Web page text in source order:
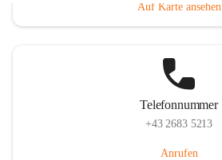
Auf Karte ansehen
Telefonnummer
+43 2683 5213
Anrufen